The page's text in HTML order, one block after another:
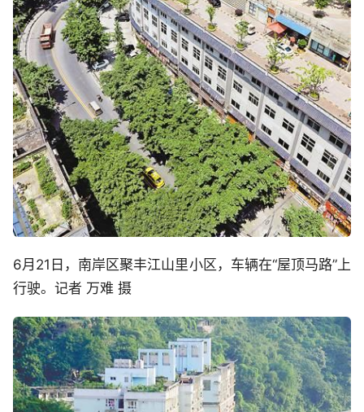
6月21日，南岸区聚丰江山里小区，车辆在“屋顶马路”上
行驶。记者 万难 摄